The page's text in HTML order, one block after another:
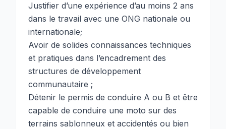
Justifier d’une expérience d’au moins 2 ans
dans le travail avec une ONG nationale ou
internationale;
Avoir de solides connaissances techniques
et pratiques dans l’encadrement des
structures de développement
communautaire ;
Détenir le permis de conduire A ou B et être
capable de conduire une moto sur des
terrains sablonneux et accidentés ou bien